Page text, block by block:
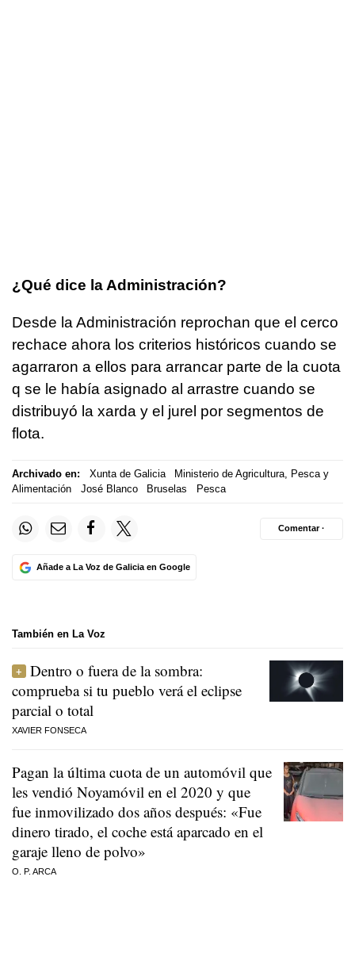
¿Qué dice la Administración?
Desde la Administración reprochan que el cerco
rechace ahora los criterios históricos cuando se
agarraron a ellos para arrancar parte de la cuota
q se le había asignado al arrastre cuando se
distribuyó la xarda y el jurel por segmentos de
flota.
Archivado en: Xunta de Galicia
Ministerio de Agricultura, Pesca y
Alimentación
José Blanco Bruselas Pesca
Añade a La Voz de Galicia en Google
Comentar ·
También en La Voz
Dentro o fuera de la sombra:
comprueba si tu pueblo verá el eclipse
parcial o total
XAVIER FONSECA
Pagan la última cuota de un automóvil que
les vendió Noyamóvil en el 2020 y que
fue inmovilizado dos años después: «Fue
dinero tirado, el coche está aparcado en el
garaje lleno de polvo»
O. P. ARCA